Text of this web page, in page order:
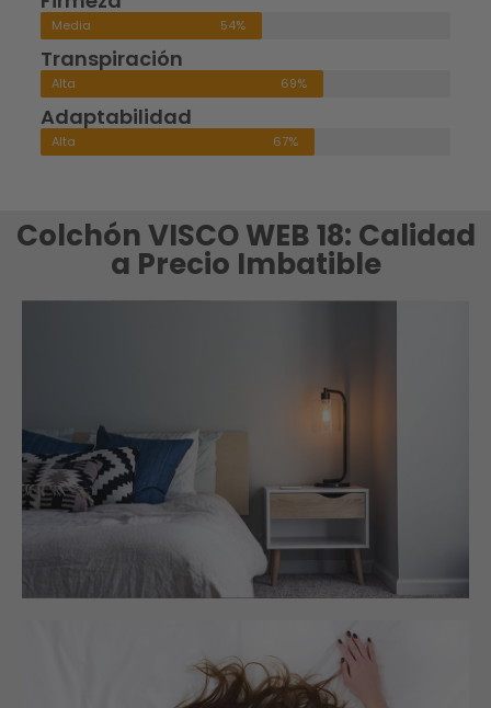
Media 54%
Transpiración
Alta 69%
Adaptabilidad
Alta 67%
Colchón VISCO WEB 18: Calidad
a Precio Imbatible